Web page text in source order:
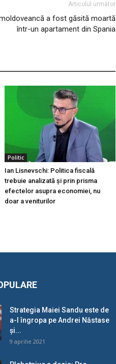
Articolul următor
a fost găsită moartă
într-un apartament din Spania
Politic
Ian Lisnevschi: Politica fiscală
trebuie analizată și prin prisma
efectelor asupra economiei, nu
doar a veniturilor
Strategia Maiei Sandu este de
a-l îngropa pe Andrei Năstase
și...
9 aprilie 2021